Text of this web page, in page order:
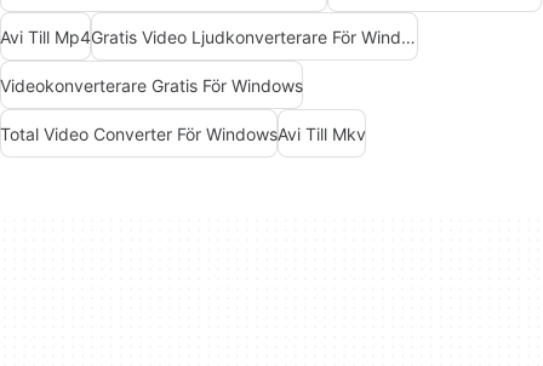
Avi Till Mp4 Gratis Video Ljudkonverterare För Windows
Videokonverterare Gratis För Windows
Total Video Converter För WindowsAvi Till Mkv